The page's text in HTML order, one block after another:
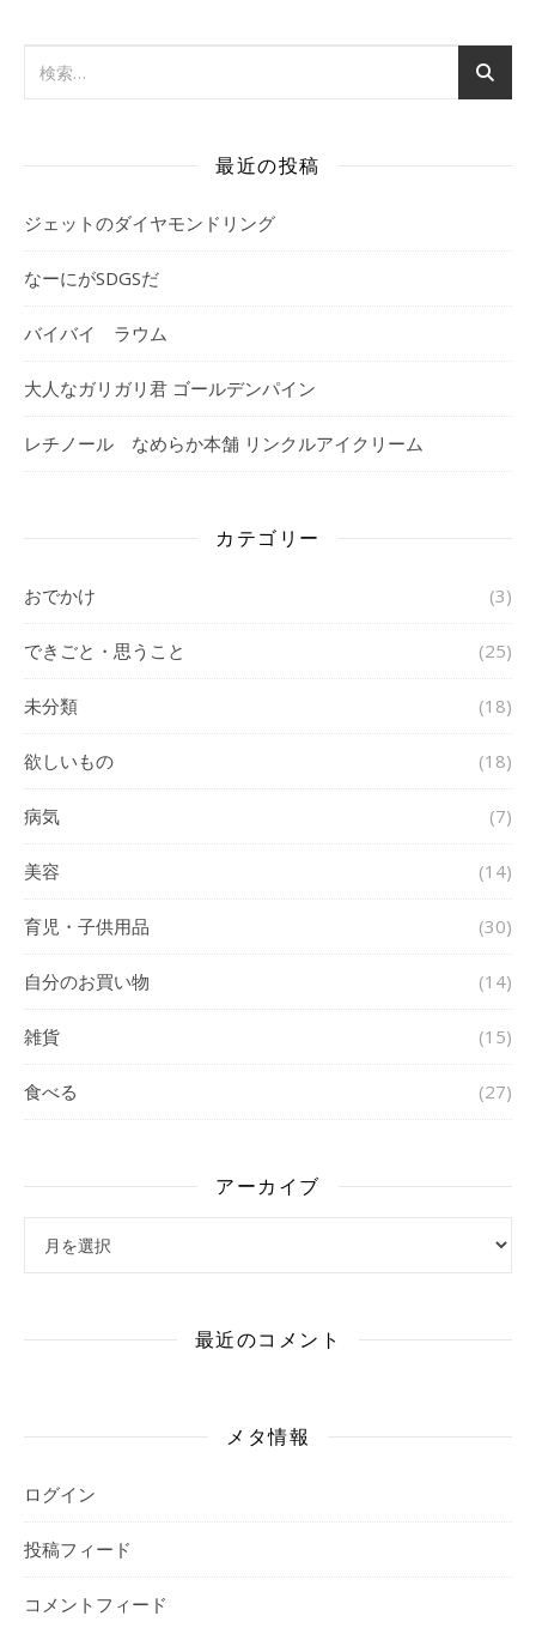
最近の投稿
ジェットのダイヤモンドリング
なーにがSDGSだ
バイバイ ラウム
大人なガリガリ君 ゴールデンパイン
レチノール なめらか本舗 リンクルアイクリーム
カテゴリー
おでかけ (3)
できごと・思うこと (25)
未分類 (18)
欲しいもの (18)
病気 (7)
美容 (14)
育児・子供用品 (30)
自分のお買い物 (14)
雑貨 (15)
食べる (27)
アーカイブ
最近のコメント
メタ情報
ログイン
投稿フィード
コメントフィード